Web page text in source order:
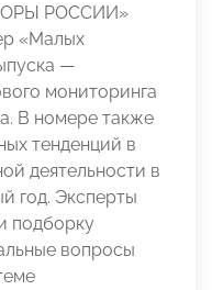
РОССИИ»
«Малых
—
мониторинга
В номере также
тенденций в
деятельности в
год. Эксперты
подборку
вопросы